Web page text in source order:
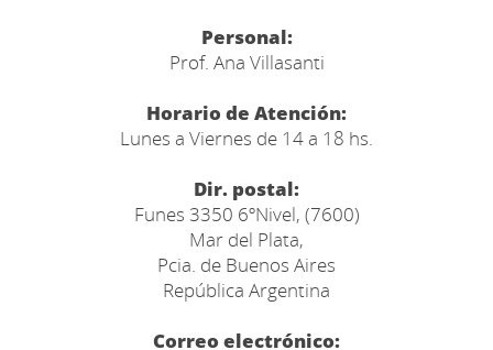
Personal:
Prof. Ana Villasanti
Horario de Atención:
Lunes a Viernes de 14 a 18 hs.
Dir. postal:
Funes 3350 6ºNivel, (7600)
Mar del Plata,
Pcia. de Buenos Aires
República Argentina
Correo electrónico: